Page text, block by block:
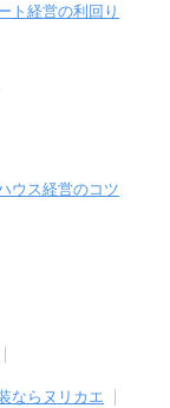
ト経営の利回り
ウス経営のコツ
ならヌリカエ